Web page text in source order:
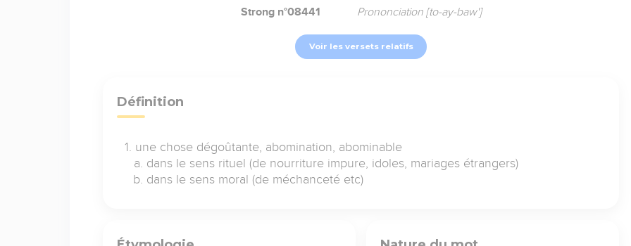
Strong n°08441 Prononciation [to-ay-baw']
Voir les versets relatifs
Définition
une chose dégoûtante, abomination, abominable
dans le sens rituel (de nourriture impure, idoles, mariages étrangers)
dans le sens moral (de méchanceté etc)